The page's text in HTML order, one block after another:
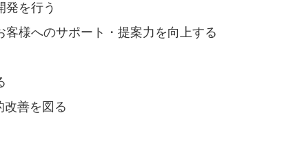
発を行う
様へのサポート・提案力を向上する
改善を図る